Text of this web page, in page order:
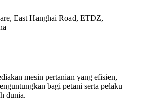
East Hanghai Road, ETDZ,
mesin pertanian yang efisien,
bagi petani serta pelaku
dunia.